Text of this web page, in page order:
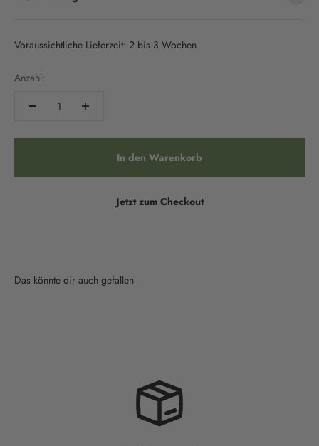
Voraussichtliche Lieferzeit: 2 bis 3 Wochen
Anzahl:
In den Warenkorb
Jetzt zum Checkout